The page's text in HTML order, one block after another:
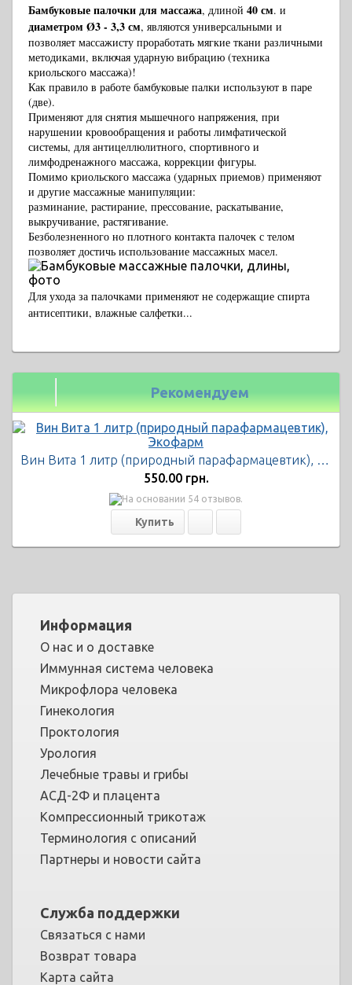
Бамбуковые палочки для массажа, длиной 40 см. и
диаметром Ø3 - 3,3см, являются универсальными и
позволяет массажисту проработать мягкие ткани различными
методиками, включая ударную вибрацию (техника
криольского массажа)!
Как правило в работе бамбуковые палки используют в паре
(две).
Применяют для снятия мышечного напряжения, при
нарушении кровообращения и работы лимфатической
системы, для антицеллюлитного, спортивного и
лимфодренажного массажа, коррекции фигуры.
Помимо криольского массажа (ударных приемов) применяют
и другие массажные манипуляции:
разминание, растирание, прессование, раскатывание,
выкручивание, растягивание.
Безболезненного но плотного контакта палочек с телом
позволяет достичь использование массажных масел.
Для ухода за палочками применяют не содержащие спирта
антисептики, влажные салфетки...
Рекомендуем
Вин Вита 1 литр (природный парафармацевтик), Экофарм
550.00 грн.
Информация
О нас и о доставке
Иммунная система человека
Микрофлора человека
Гинекология
Проктология
Урология
Лечебные травы и грибы
АСД-2Ф и плацента
Компрессионный трикотаж
Терминология с описаний
Партнеры и новости сайта
Служба поддержки
Связаться с нами
Возврат товара
Карта сайта